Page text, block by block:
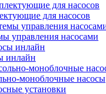
для насосов
управления насосами
инлайн
моноблочные насосы